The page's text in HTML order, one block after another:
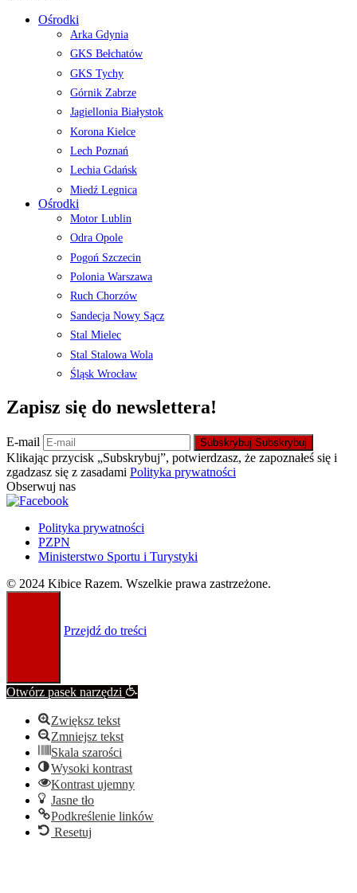
Ośrodki
Arka Gdynia
GKS Bełchatów
GKS Tychy
Górnik Zabrze
Jagiellonia Białystok
Korona Kielce
Lech Poznań
Lechia Gdańsk
Miedź Legnica
Ośrodki
Motor Lublin
Odra Opole
Pogoń Szczecin
Polonia Warszawa
Ruch Chorzów
Sandecja Nowy Sącz
Stal Mielec
Stal Stalowa Wola
Śląsk Wrocław
Zapisz się do newslettera!
E-mail Subskrybuj Subskrybuj
Klikając przycisk „Subskrybuj”, potwierdzasz, że zapoznałeś się i
zgadzasz się z zasadami Polityka prywatności
Obserwuj nas
Polityka prywatności
PZPN
Ministerstwo Sportu i Turystyki
© 2024 Kibice Razem. Wszelkie prawa zastrzeżone.
Przejdź do treści
Otwórz pasek narzędzi
Zwiększ tekst
Zmniejsz tekst
Skala szarości
Wysoki kontrast
Kontrast ujemny
Jasne tło
Podkreślenie linków
Resetuj